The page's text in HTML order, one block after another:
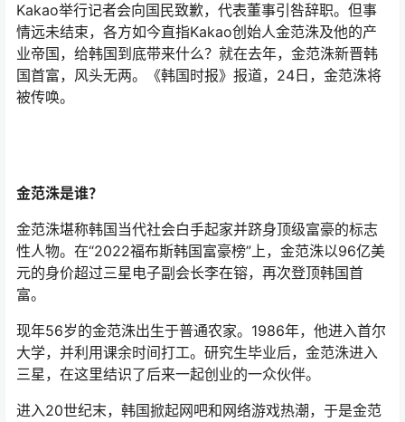
Kakao举行记者会向国民致歉，代表董事引咎辞职。但事
情远未结束，各方如今直指Kakao创始人金范洙及他的产
业帝国，给韩国到底带来什么？就在去年，金范洙新晋韩
国首富，风头无两。《韩国时报》报道，24日，金范洙将
被传唤。
金范洙是谁？
金范洙堪称韩国当代社会白手起家并跻身顶级富豪的标志
性人物。在“2022福布斯韩国富豪榜”上，金范洙以96亿美
元的身价超过三星电子副会长李在镕，再次登顶韩国首
富。
现年56岁的金范洙出生于普通农家。1986年，他进入首尔
大学，并利用课余时间打工。研究生毕业后，金范洙进入
三星，在这里结识了后来一起创业的一众伙伴。
进入20世纪末，韩国掀起网吧和网络游戏热潮，于是金范